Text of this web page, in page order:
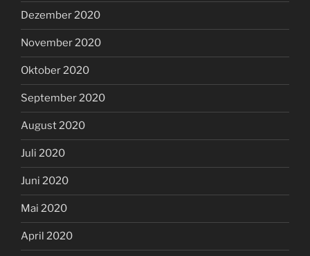
Dezember 2020
November 2020
Oktober 2020
September 2020
August 2020
Juli 2020
Juni 2020
Mai 2020
April 2020